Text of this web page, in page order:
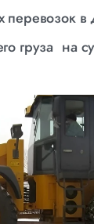
перевозок
груза на